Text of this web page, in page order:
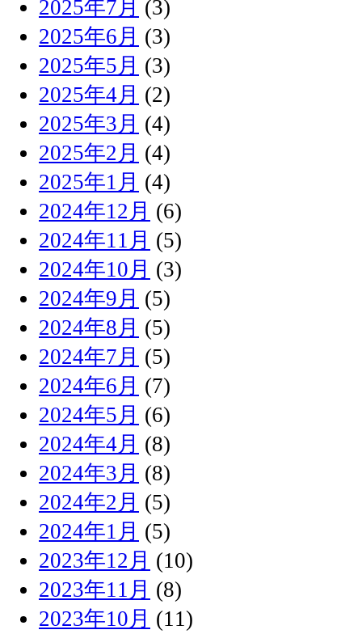
2025年7月 (3)
2025年6月 (3)
2025年5月 (3)
2025年4月 (2)
2025年3月 (4)
2025年2月 (4)
2025年1月 (4)
2024年12月 (6)
2024年11月 (5)
2024年10月 (3)
2024年9月 (5)
2024年8月 (5)
2024年7月 (5)
2024年6月 (7)
2024年5月 (6)
2024年4月 (8)
2024年3月 (8)
2024年2月 (5)
2024年1月 (5)
2023年12月 (10)
2023年11月 (8)
2023年10月 (11)